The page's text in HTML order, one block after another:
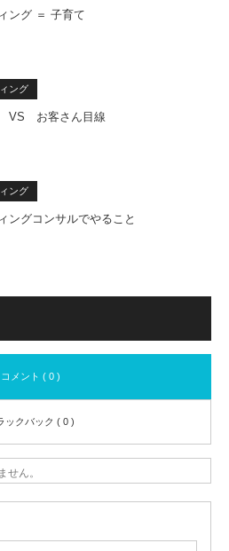
ング ＝ 子育て
ング
VS お客さん目線
ング
ングコンサルでやること
コメント ( 0 )
ックバック ( 0 )
せん。